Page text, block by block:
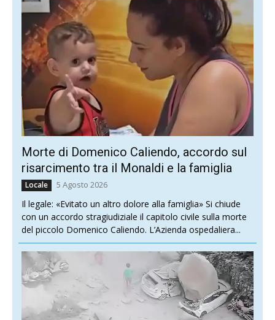
Morte di Domenico Caliendo, accordo sul
risarcimento tra il Monaldi e la famiglia
Locale 5 Agosto 2026
Il legale: «Evitato un altro dolore alla famiglia» Si chiude
con un accordo stragiudiziale il capitolo civile sulla morte
del piccolo Domenico Caliendo. L’Azienda ospedaliera...